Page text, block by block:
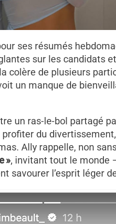
ses résumés
sur les candidats et
colère de plusieurs
un manque de
un ras-le-bol partagé
du
Ally rappelle, non
», invitant tout le monde
savourer l’esprit léger